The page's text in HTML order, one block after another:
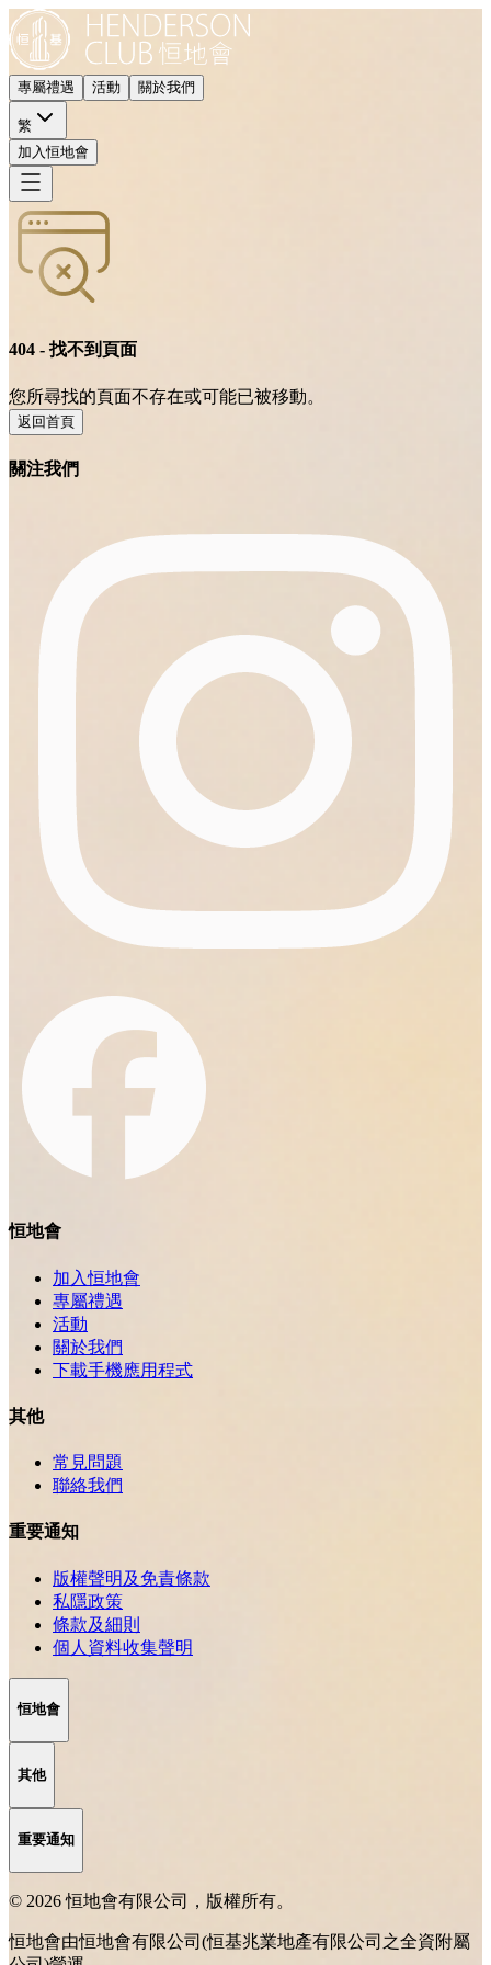
專屬禮遇 活動 關於我們
繁
加入恒地會
404 - 找不到頁面
您所尋找的頁面不存在或可能已被移動。
返回首頁
關注我們
恒地會
加入恒地會
專屬禮遇
活動
關於我們
下載手機應用程式
其他
常見問題
聯絡我們
重要通知
版權聲明及免責條款
私隱政策
條款及細則
個人資料收集聲明
恒地會
其他
重要通知
© 2026 恒地會有限公司，版權所有。
恒地會由恒地會有限公司(恒基兆業地產有限公司之全資附屬